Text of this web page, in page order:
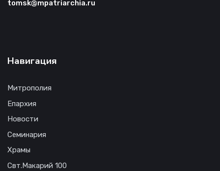
tomsk@mpatriarchia.ru
Навигация
Митрополия
Епархия
Новости
Семинария
Храмы
Свт.Макарий 100